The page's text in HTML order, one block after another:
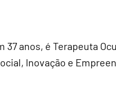
37 anos, é Terapeuta
Inovação e